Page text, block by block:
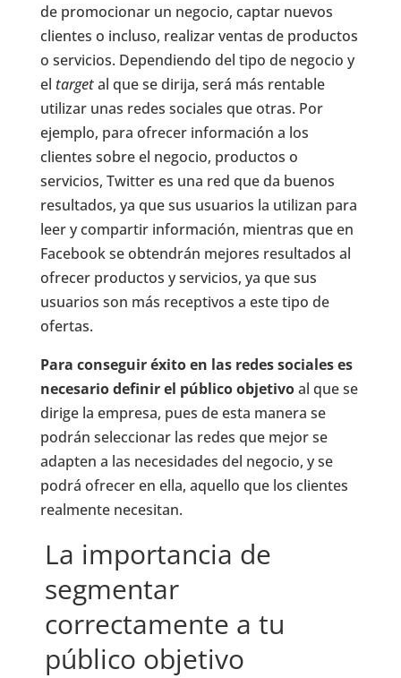
de promocionar un negocio, captar nuevos
clientes o incluso, realizar ventas de productos
o servicios. Dependiendo del tipo de negocio y
el targetal que se dirija, será más rentable
utilizar unas redes sociales que otras. Por
ejemplo, para ofrecer información a los
clientes sobre el negocio, productos o
servicios, Twitter es una red que da buenos
resultados, ya que sus usuarios la utilizan para
leer y compartir información, mientras que en
Facebook se obtendrán mejores resultados al
ofrecer productos y servicios, ya que sus
usuarios son más receptivos a este tipo de
ofertas.
Para conseguir éxito en las redes sociales es
necesario definir el público objetivoal que se
dirige la empresa, pues de esta manera se
podrán seleccionar las redes que mejor se
adapten a las necesidades del negocio, y se
podrá ofrecer en ella, aquello que los clientes
realmente necesitan.
La importancia de
segmentar
correctamente a tu
público objetivo